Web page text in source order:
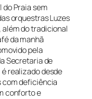
do Praia sem
orquestras Luzes
além do tradicional
da manhã
pela
Secretaria de
realizado desde
com deficiência
conforto e